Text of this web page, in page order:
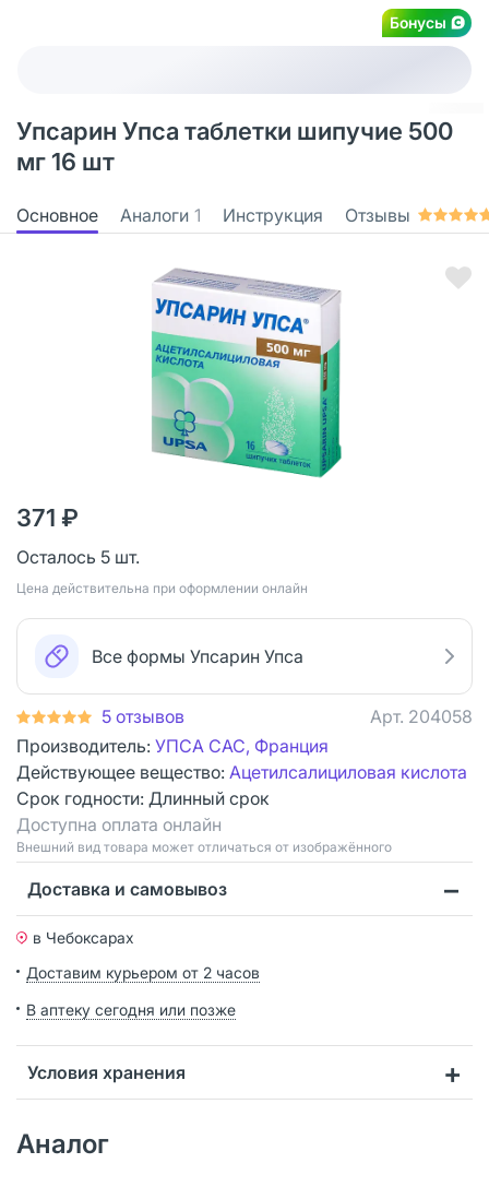
Бонусы
Упсарин Упса таблетки шипучие 500
мг 16 шт
Основное Аналоги 1 Инструкция Отзывы
371 ₽
Осталось 5 шт.
Цена действительна при оформлении онлайн
Все формы Упсарин Упса
5 отзывов Арт. 204058
Производитель: УПСА САС, Франция
Действующее вещество: Ацетилсалициловая кислота
Срок годности: Длинный срок
Доступна оплата онлайн
Bнешний вид товара может отличаться от изображённого
Доставка и самовывоз
в Чебоксарах
Доставим курьером от 2 часов
В аптеку сегодня или позже
Условия хранения
Аналог